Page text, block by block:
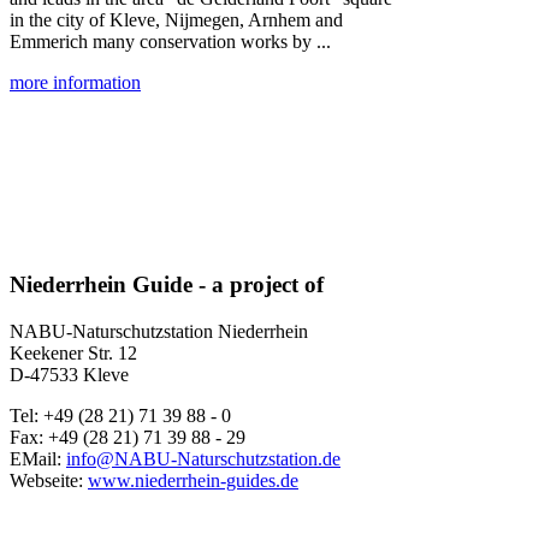
in the city of Kleve, Nijmegen, Arnhem and
Emmerich many conservation works by ...
more information
Niederrhein Guide - a project of
NABU-Naturschutzstation Niederrhein
Keekener Str. 12
D-47533 Kleve
Tel: +49 (28 21) 71 39 88 - 0
Fax: +49 (28 21) 71 39 88 - 29
EMail: info@NABU-Naturschutzstation.de
Webseite: www.niederrhein-guides.de